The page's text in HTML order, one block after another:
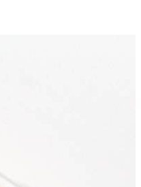
toe en warm goed door.